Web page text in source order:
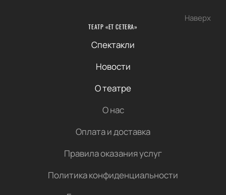
Наверх
ТЕАТР «ET CETERA»
Спектакли
Новости
О театре
О нас
Оплата и доставка
Правила оказания услуг
Политика конфиденциальности